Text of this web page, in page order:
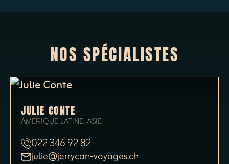
NOS SPÉCIALISTES
JULIE CONTE
AMÉRIQUE LATINE, ASIE
022 346 92 82
julie@jerrycan-voyages.ch